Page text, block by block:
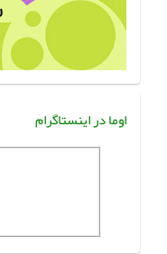
اوما در اینستاگرام